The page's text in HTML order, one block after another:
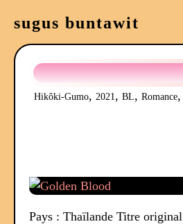
sugus buntawit
Hikôki-Gumo, 2021, BL, Romance,
Pays : Thaïlande Titre